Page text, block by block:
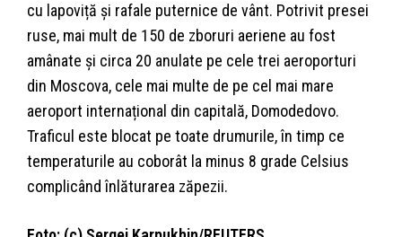
cu lapoviță și rafale puternice de vânt. Potrivit presei
ruse, mai mult de 150 de zboruri aeriene au fost
amânate și circa 20 anulate pe cele trei aeroporturi
din Moscova, cele mai multe de pe cel mai mare
aeroport internațional din capitală, Domodedovo.
Traficul este blocat pe toate drumurile, în timp ce
temperaturile au coborât la minus 8 grade Celsius
complicând înlăturarea zăpezii.